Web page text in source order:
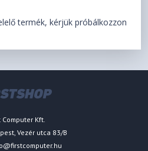
termék, kérjük próbálkozzon
Computer Kft.
Vezér utca 83/B